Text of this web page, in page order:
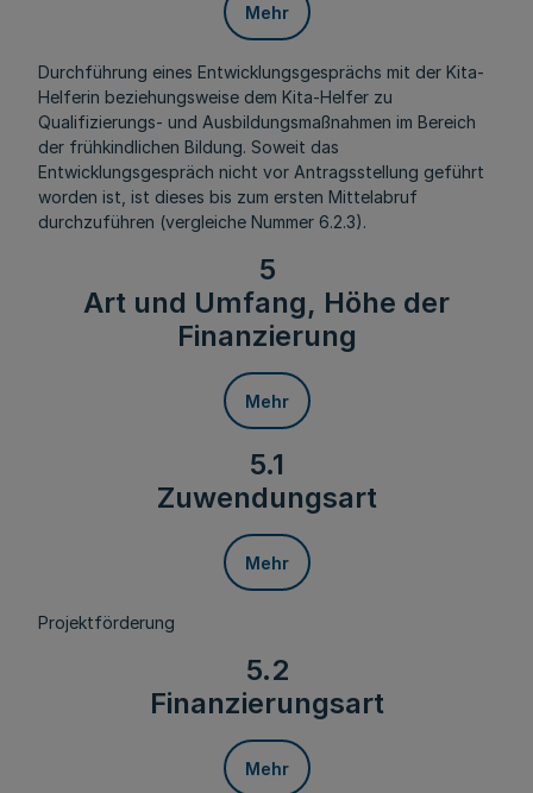
Mehr
Durchführung eines Entwicklungsgesprächs mit der Kita-
Helferin beziehungsweise dem Kita-Helfer zu
Qualifizierungs- und Ausbildungsmaßnahmen im Bereich
der frühkindlichen Bildung. Soweit das
Entwicklungsgespräch nicht vor Antragsstellung geführt
worden ist, ist dieses bis zum ersten Mittelabruf
durchzuführen (vergleiche Nummer 6.2.3).
5
Art und Umfang, Höhe der
Finanzierung
Mehr
5.1
Zuwendungsart
Mehr
Projektförderung
5.2
Finanzierungsart
Mehr